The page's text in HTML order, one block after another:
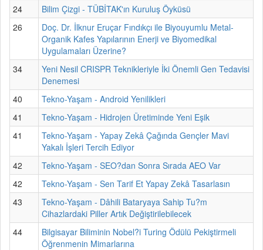
24
Bilim Çizgi - TÜBİTAK'ın Kuruluş Öyküsü
26
Doç. Dr. İlknur Eruçar Fındıkçı ile Biyouyumlu Metal-
Organik Kafes Yapılarının Enerji ve Biyomedikal
Uygulamaları Üzerine?
34
Yeni Nesil CRISPR Teknikleriyle İki Önemli Gen Tedavisi
Denemesi
40
Tekno-Yaşam - Android Yenilikleri
41
Tekno-Yaşam - Hidrojen Üretiminde Yeni Eşik
41
Tekno-Yaşam - Yapay Zekâ Çağında Gençler Mavi
Yakalı İşleri Tercih Ediyor
42
Tekno-Yaşam - SEO?dan Sonra Sırada AEO Var
42
Tekno-Yaşam - Sen Tarif Et Yapay Zekâ Tasarlasın
43
Tekno-Yaşam - Dâhili Bataryaya Sahip Tu?m
Cihazlardaki Piller Artık Değiştirilebilecek
44
Bilgisayar Biliminin Nobel?i Turing Ödülü Pekiştirmeli
Öğrenmenin Mimarlarına